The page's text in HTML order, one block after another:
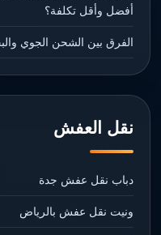
أفضل وأقل تكلفة؟
الفرق بين الشحن الجوي
نقل العفش
دباب نقل عفش جدة
ونيت نقل عفش بالرياض